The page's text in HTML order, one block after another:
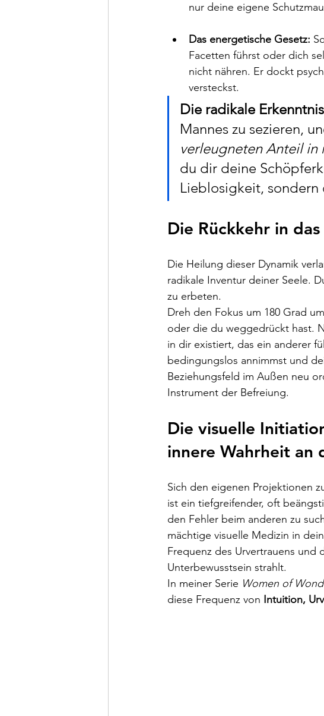
nur deine eigene
Das energetische Gesetz:
Facetten führst oder dich
nicht nähren. Er dockt
versteckst.
Die radikale
Mannes zu sezieren,
verleugneten Anteil in
du dir deine
Lieblosigkeit, sondern
Die Rückkehr in
Die Heilung dieser Dynamik
radikale Inventur deiner Seele.
zu erbeten.
Dreh den Fokus um 180 Grad
oder die du weggedrückt hast.
in dir existiert, das ein anderer
bedingungslos annimmst und
Beziehungsfeld im Außen neu
Instrument der Befreiung.
Die visuelle
innere Wahrheit an
Sich den eigenen Projektionen
ist ein tiefgreifender, oft
den Fehler beim anderen zu
mächtige visuelle Medizin in
Frequenz des Urvertrauens
Unterbewusstsein strahlt.
In meiner Serie Women of
diese Frequenz von Intuition,